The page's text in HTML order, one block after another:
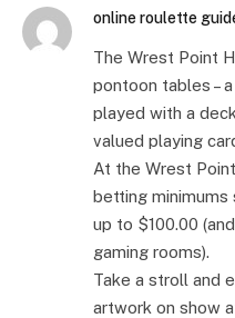
online roulette
The Wrest Point
pontoon tables –
played with a
valued playing
At the Wrest
betting minimums
up to $100.00
gaming rooms).
Take a stroll and
artwork on show